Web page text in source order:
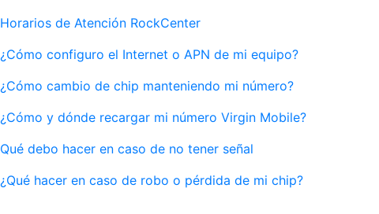
Horarios de Atención RockCenter
¿Cómo configuro el Internet o APN de mi equipo?
¿Cómo cambio de chip manteniendo mi número?
¿Cómo y dónde recargar mi número Virgin Mobile?
Qué debo hacer en caso de no tener señal
¿Qué hacer en caso de robo o pérdida de mi chip?